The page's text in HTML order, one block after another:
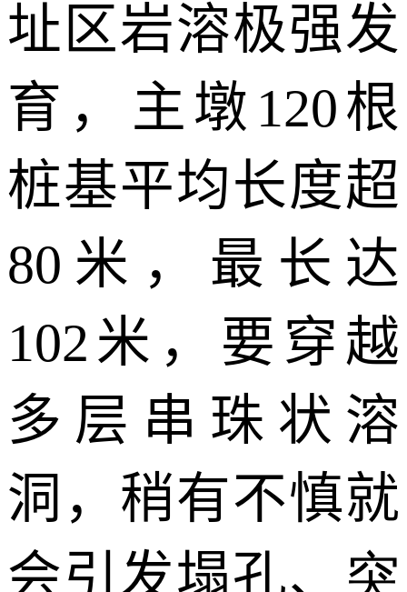
址区岩溶极强发
育，主墩 120根
桩基平均长度超
80 米，最长达
102米，要穿越
多层串珠状溶
洞，稍有不慎就
会引发塌孔、 突